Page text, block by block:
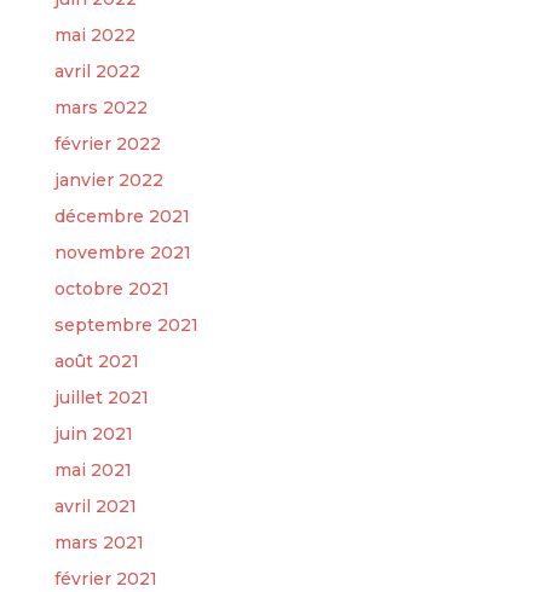
mai 2022
avril 2022
mars 2022
février 2022
janvier 2022
décembre 2021
novembre 2021
octobre 2021
septembre 2021
août 2021
juillet 2021
juin 2021
mai 2021
avril 2021
mars 2021
février 2021